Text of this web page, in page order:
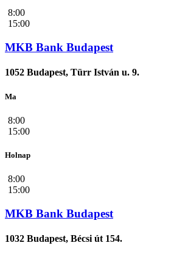
8:00
15:00
MKB Bank Budapest
1052 Budapest, Türr István u. 9.
Ma
8:00
15:00
Holnap
8:00
15:00
MKB Bank Budapest
1032 Budapest, Bécsi út 154.